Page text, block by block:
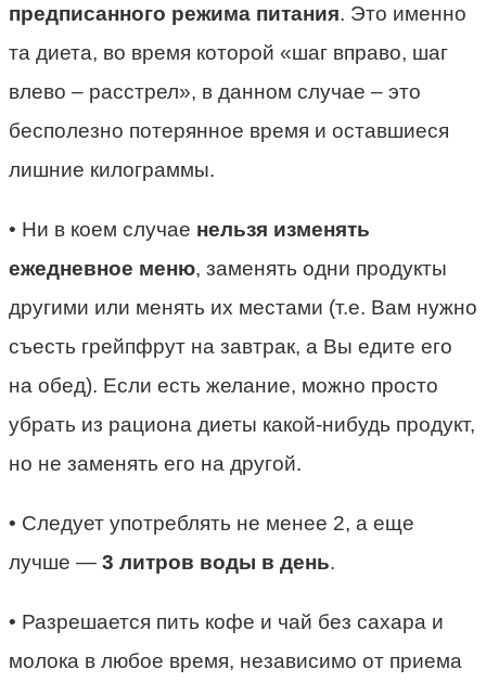
предписанного режима питания. Это именно
та диета, во время которой «шаг вправо, шаг
влево – расстрел», в данном случае – это
бесполезно потерянное время и оставшиеся
лишние килограммы.
• Ни в коем случае нельзя изменять
ежедневное меню, заменять одни продукты
другими или менять их местами (т.е. Вам нужно
съесть грейпфрут на завтрак, а Вы едите его
на обед). Если есть желание, можно просто
убрать из рациона диеты какой-нибудь продукт,
но не заменять его на другой.
• Следует употреблять не менее 2, а еще
лучше — 3 литров воды в день.
• Разрешается пить кофе и чай без сахара и
молока в любое время, независимо от приема